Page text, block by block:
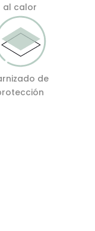
al calor
de